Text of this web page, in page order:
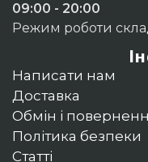
09:00 - 20:00
Режим роботи
Написати нам
Доставка
Обмін і
Політика безпеки
Статті